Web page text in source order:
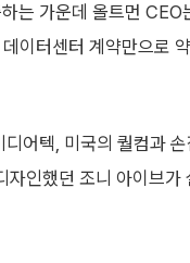
는 가운데 올트먼
이터센터 계약만으로
어텍, 미국의 퀄컴과
인했던 조니 아이브가